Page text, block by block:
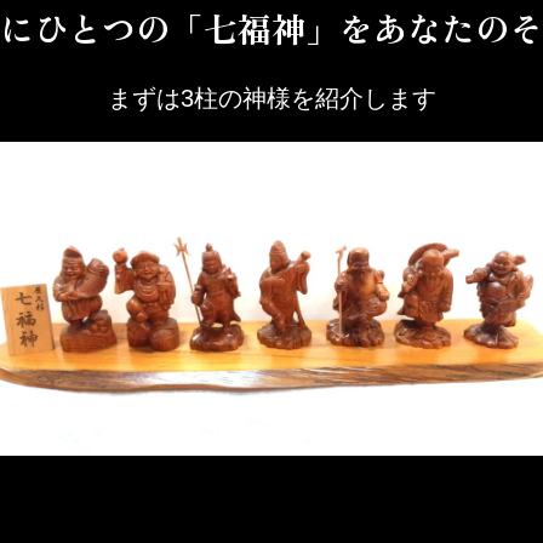
ひとつの「七福神」をあなたの
まずは3柱の神様を紹介します